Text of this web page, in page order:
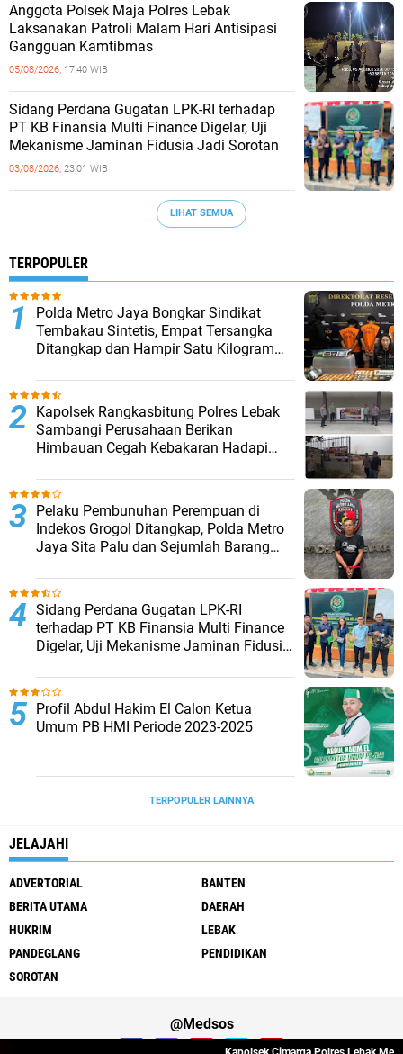
Anggota Polsek Maja Polres Lebak
Laksanakan Patroli Malam Hari Antisipasi
Gangguan Kamtibmas
05/08/2026, 17:40 WIB
Sidang Perdana Gugatan LPK-RI terhadap
PT KB Finansia Multi Finance Digelar, Uji
Mekanisme Jaminan Fidusia Jadi Sorotan
03/08/2026, 23:01 WIB
LIHAT SEMUA
TERPOPULER
‎Polda Metro Jaya Bongkar Sindikat
Tembakau Sintetis, Empat Tersangka
Ditangkap dan Hampir Satu Kilogram
Kapolsek Rangkasbitung Polres Lebak
Sambangi Perusahaan Berikan
Himbauan Cegah Kebakaran Hadapi
Pelaku Pembunuhan Perempuan di
Indekos Grogol Ditangkap, Polda Metro
Jaya Sita Palu dan Sejumlah Barang
Sidang Perdana Gugatan LPK-RI
terhadap PT KB Finansia Multi Finance
Digelar, Uji Mekanisme Jaminan Fidusia
Profil Abdul Hakim El Calon Ketua
Umum PB HMI Periode 2023-2025
TERPOPULER LAINNYA
JELAJAHI
ADVERTORIAL
BANTEN
BERITA UTAMA
DAERAH
HUKRIM
LEBAK
PANDEGLANG
PENDIDIKAN
SOROTAN
@Medsos